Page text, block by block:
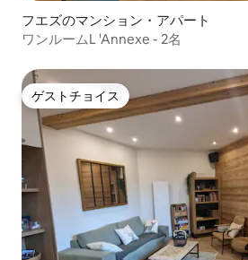
フエズのマンション・アパート
ワンルームL 'Annexe - 2名
ゲストチョイス
ゲストチョイス